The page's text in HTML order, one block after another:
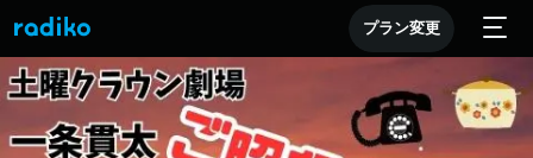
プラン変更